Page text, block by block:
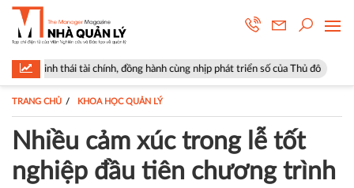
chính, đồng hành cùng nhịp phát triển số của Thủ đô Góp ý sửa
TRANG CHỦ KHOA HỌC QUẢN LÝ
Nhiều cảm xúc trong lễ tốt
nghiệp đầu tiên chương trình